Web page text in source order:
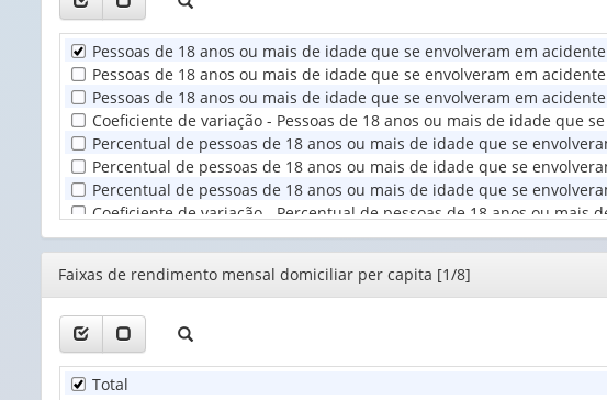
Unidade
Territorial
(1)
do
(1)
Pessoas de 18 anos ou mais de idade que se envolveram em
Pessoas de 18 anos ou mais de idade que se envolveram em
Pessoas de 18 anos ou mais de idade que se envolveram em
Coeficiente de variação - Pessoas de 18 anos ou mais de idade
Percentual de pessoas de 18 anos ou mais de idade que se
Percentual de pessoas de 18 anos ou mais de idade que se
Percentual de pessoas de 18 anos ou mais de idade que se
Coeficiente de variação - Percentual de pessoas de 18 anos ou
Editor
Faixas de rendimento mensal domiciliar per capita [1/8]
Total